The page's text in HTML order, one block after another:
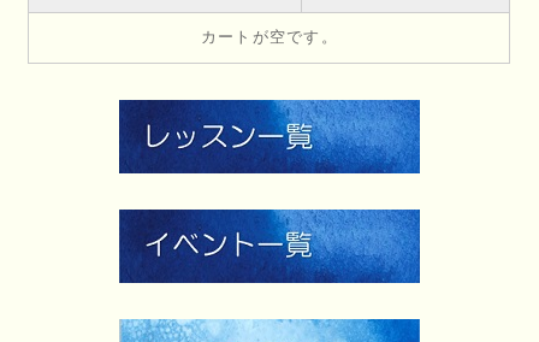
カートが空です。